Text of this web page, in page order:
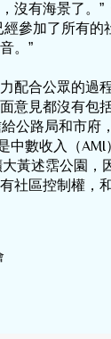
沒有海景了。”
參加了所有
。”
配合公眾的過
意見都沒有包
公路局和市府
中數收入（AMI
大黃述霑公園，
社區控制權，